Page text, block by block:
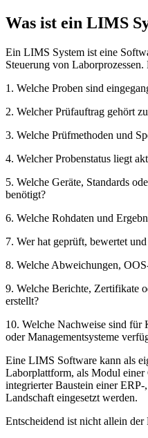
Was ist ein LIMS
Ein LIMS System ist eine
Steuerung von
1. Welche Proben sind
2. Welcher Prüfauftrag gehört
3. Welche Prüfmethoden und
4. Welcher Probenstatus liegt
5. Welche Geräte, Standards
benötigt?
6. Welche Rohdaten und
7. Wer hat geprüft, bewertet
8. Welche Abweichungen,
9. Welche Berichte, Zertifikate
erstellt?
10. Welche Nachweise sind
oder Managementsysteme
Eine LIMS Software kann als
Laborplattform, als Modul
integrierter Baustein einer
Landschaft eingesetzt werden.
Entscheidend ist nicht allein der